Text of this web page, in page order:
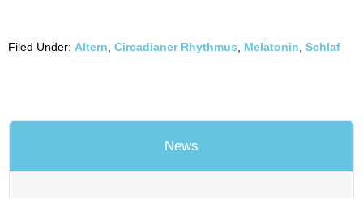
Filed Under: Altern Circadianer Rhythmus Melatonin Schlaf
News